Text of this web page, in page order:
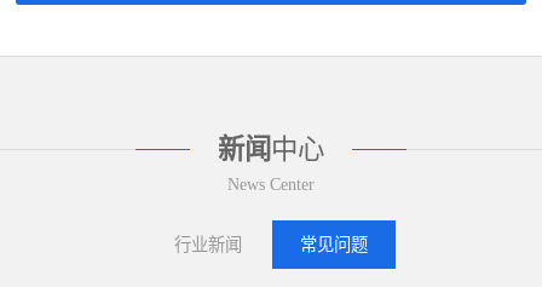
新闻 中心
News Center
行业新闻 常见问题